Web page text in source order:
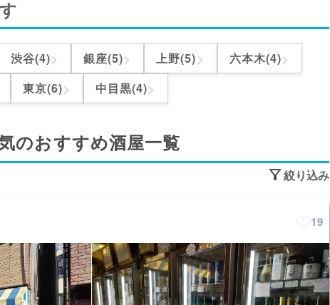
渋谷(4)> 銀座(5)> 上野(5)> 六本木(4)>
東京(6)> 中目黒(4)>
のおすすめ酒屋一覧
絞り込み
19